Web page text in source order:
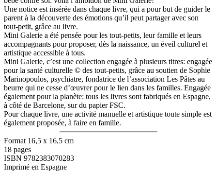
Une notice est insérée dans chaque livre, qui a pour but de guider le
parent à la découverte des émotions qu’il peut partager avec son
tout-petit, grâce au livre.
Mini Galerie a été pensée pour les tout-petits, leur famille et leurs
accompagnants pour proposer, dès la naissance, un éveil culturel et
artistique accessible à tous.
Mini Galerie, c’est une collection engagée à plusieurs titres: engagée
pour la santé culturelle © des tout-petits, grâce au soutien de Sophie
Marinopoulos, psychiatre, fondatrice de l’association Les Pâtes au
beurre qui ne cesse d’œuvrer pour le lien dans les familles. Engagée
également pour la planète: tous les livres sont fabriqués en Espagne,
à côté de Barcelone, sur du papier FSC.
Pour chaque livre, une activité manuelle et artistique toute simple est
également proposée, à faire en famille.
Format 16,5 x 16,5 cm
18 pages
ISBN 9782383070283
Imprimé en Espagne